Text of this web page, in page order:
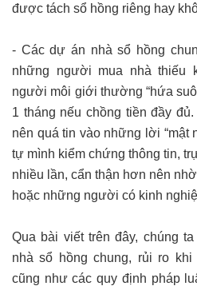
được tách sổ hồng riêng hay
- Các dự án nhà sổ hồng
những người mua nhà thiếu
người môi giới thường “hứa
1 tháng nếu chồng tiền đầy
nên quá tin vào những lời “mật
tự mình kiểm chứng thông tin,
nhiều lần, cẩn thận hơn nên
hoặc những người có kinh
Qua bài viết trên đây, chúng
nhà sổ hồng chung, rủi ro
cũng như các quy định pháp